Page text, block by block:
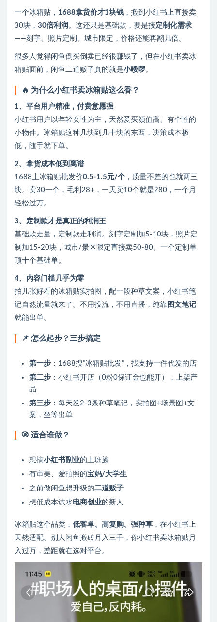
一个冰箱贴， 1688拿货价才1块钱 ，搬到小红书上直接卖
30块， 30倍利润 。这还只是基础款，要是接定制化需求
——刻字、照片定制、城市限定，价格还能再翻几倍。
很多人觉得闲鱼倒买倒卖已经很赚钱了，但在小红书卖冰
箱贴面前，闲鱼二道贩子真的就是小喽啰。
🔥 为什么小红书卖冰箱贴这么香？
1、平台用户精准，付费意愿强
小红书用户以年轻女性为主，天然爱买颜值高、有个性的
小物件。冰箱贴这种几块到几十块的东西，决策成本极
低，随手就下单。
2、拿货成本低到离谱
1688上冰箱贴批发价0.5-1.5元/个 ，质量不差的也就两三
块。卖30一个，毛利28+，一天卖10个就是280，一个月
轻松过万。
3、定制款才是真正的利润王
基础款走量，定制款走利润。刻字定制加5-10块，照片定
制加15-20块，城市/景区限定直接卖50-80。一个定制单
顶十个基础单。
4、内容门槛几乎为零
拍几张好看的冰箱贴实拍图，配一段种草文案，小红书笔
记自然流量就来了。不用投流，不用直播，纯靠图文笔记
就能出单。
📌 怎么起步？三步搞定
第一步 ：1688搜”冰箱贴批发”，找支持一件代发的店
第二步 ：小红书开店（0粉0保证金也能开），上架产
品
第三步 ：每天发2-3条种草笔记，实拍图+场景图+文
案，坐等出单
🎯 适合谁做？
想搞小红书副业的上班族
有审美、爱拍照的宝妈/大学生
之前做闲鱼想升级的二道贩子
想低成本试水电商创业的新人
冰箱贴这个品类， 低客单、高复购、强种草 ，在小红书上
天然适配。别人闲鱼搬砖月入三千，你小红书卖冰箱贴月
入过万，差距就在选对平台。